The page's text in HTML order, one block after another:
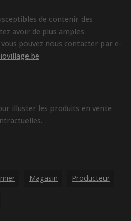
de contenir des
avoir de plus amples
pouvez nous contacter par e-
illuster les produits en vente
Magasin Producteur